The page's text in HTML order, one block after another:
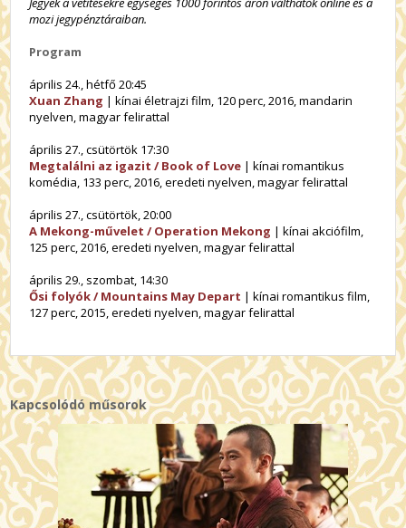
mozi jegypénztáraiban.
Program
április 24., hétfő 20:45
Xuan Zhang | kínai életrajzi film, 120 perc, 2016, mandarin
nyelven, magyar felirattal
április 27., csütörtök 17:30
Megtalálni az igazit / Book of Love | kínai romantikus
komédia, 133 perc, 2016, eredeti nyelven, magyar felirattal
április 27., csütörtök, 20:00
A Mekong-művelet / Operation Mekong | kínai akciófilm,
125 perc, 2016, eredeti nyelven, magyar felirattal
április 29., szombat, 14:30
Ősi folyók / Mountains May Depart | kínai romantikus film,
127 perc, 2015, eredeti nyelven, magyar felirattal
Kapcsolódó műsorok